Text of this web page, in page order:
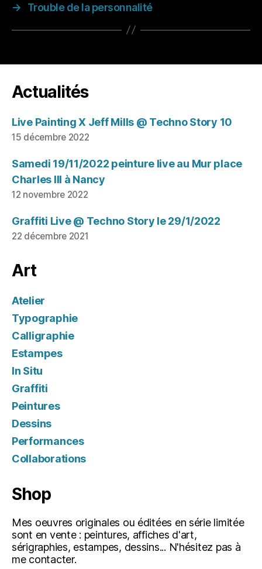
→
Trouble de la personnalité
Actualités
Live Painting X Jeff Mills @ Techno Story 10
15 décembre 2022
Samedi 19/11/2022 peinture live au Mur place
Charles III à Nancy
12 novembre 2022
Graffiti Live @ Techno Story le 29/1/2022
22 décembre 2021
Art
Atelier
Typographie
Calligraphie
Estampes
In Situ
Graffiti
Peintures
Dessins
Performances
Collaborations
Shop
Mes oeuvres originales ou éditées en série limitée
sont en vente : peintures, affiches d'art,
sérigraphies, estampes, dessins... N'hésitez pas à
me contacter.